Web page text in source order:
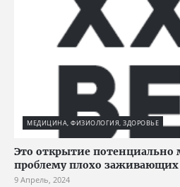
МЕДИЦИНА, ФИЗИОЛОГИЯ, ЗДОРОВЬЕ
Это открытие
проблему плохо заживающих
9 Апрель, 2024